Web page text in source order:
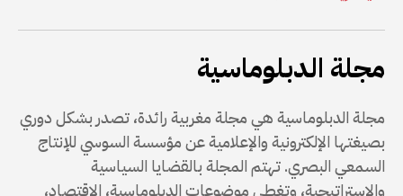
مجلة الدبلوماسية
مجلة الدبلوماسية هي مجلة مغربية رائدة، تصدر بشكل دوري
بصيغتها الإلكترونية والإعلامية عن مؤسسة السوسي للإنتاج
السمعي البصري. تهتم المجلة بالقضايا السياسية
والاستراتيجية، وتغطي موضوعات الدبلوماسية، الاقتصاد،